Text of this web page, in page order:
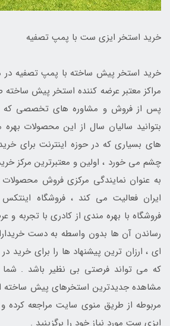
خرید استخر ایزی ست با پمپ تصفیه
خرید استخر پیش ساخته با پمپ تصفیه در
مراکز معتبر عرضه کننده استخر پیش ساخته
پس از فروش و مشاوره های تخصصی که
بتوانید سالیان سال از این محصولات
های بسیاری که در حوزه اینترنت برای
چشم می خورد ، اولین و معتبرترین مرکز
به عنوان نمایندگی مرکزی فروش
ایران فعالیت می کند ، فروشگاه
فروشگاه با بهره مندی از کادری با تجربه
رساندن آن ها بدون واسطه به دست
ای ، ارزان ترین پیشنهاد ها را برای خرید
که می تواند فرصتی بی نظیر باشد . شما
مشاهده جدیدترین استخرهای پیش
مربوطه از طریق منوی سایت مراجعه کرده